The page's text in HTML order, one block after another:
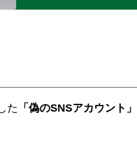
た 「偽のSNSアカウント」